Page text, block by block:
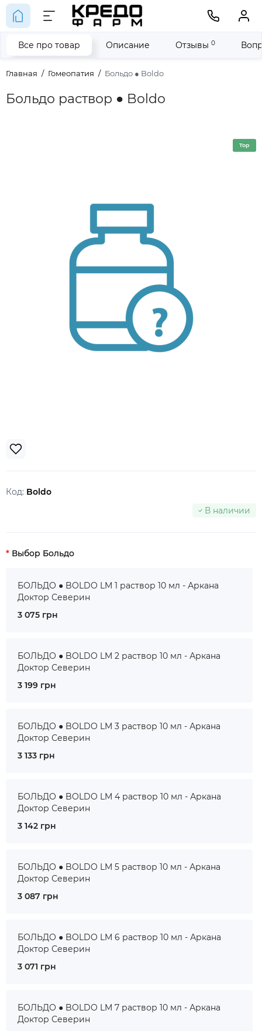
Главная Гомеопатия Больдо ● Boldo
Больдо раствор ● Boldo
Все про товар Описание Отзывы 0
Top
Код: Boldo
В наличии
Выбор Больдо
БОЛЬДО ● BOLDO LM 1 раствор 10 мл - Аркана
Доктор Северин
3 075 грн
БОЛЬДО ● BOLDO LM 2 раствор 10 мл - Аркана
Доктор Северин
3 199 грн
БОЛЬДО ● BOLDO LM 3 раствор 10 мл - Аркана
Доктор Северин
3 133 грн
БОЛЬДО ● BOLDO LM 4 раствор 10 мл - Аркана
Доктор Северин
3 142 грн
БОЛЬДО ● BOLDO LM 5 раствор 10 мл - Аркана
Доктор Северин
3 087 грн
БОЛЬДО ● BOLDO LM 6 раствор 10 мл - Аркана
Доктор Северин
3 071 грн
БОЛЬДО ● BOLDO LM 7 раствор 10 мл - Аркана
Доктор Северин